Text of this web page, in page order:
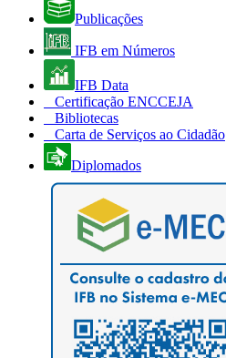
Publicações
IFB em Números
IFB Data
Certificação ENCCEJA
Bibliotecas
Carta de Serviços ao Cidadão
Diplomados